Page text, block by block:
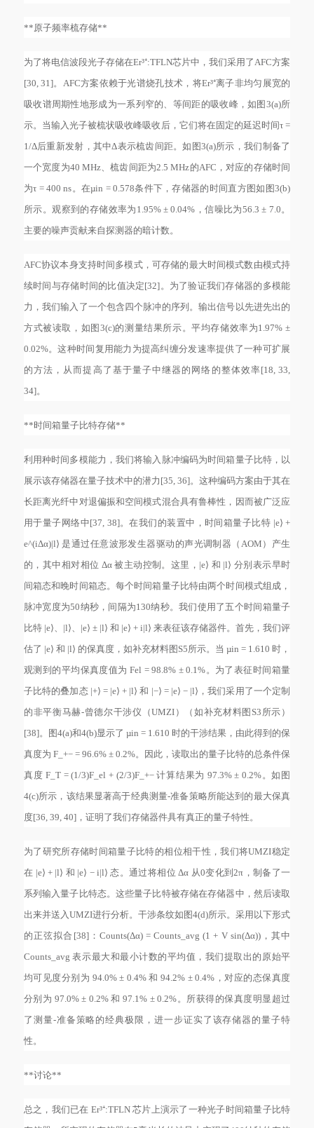
**原子频率梳存储**
为了将电信波段光子存储在Er³⁺:TFLN芯片中，我们采用了AFC方案
[30, 31]。AFC方案依赖于光谱烧孔技术，将Er³⁺离子非均匀展宽的
吸收谱周期性地形成为一系列窄的、等间距的吸收峰，如图3(a)所
示。当输入光子被梳状吸收峰吸收后，它们将在固定的延迟时间τ =
1/Δ后重新发射，其中Δ表示梳齿间距。如图3(a)所示，我们制备了
一个宽度为40 MHz、梳齿间距为2.5 MHz的AFC，对应的存储时间
为τ = 400 ns。在µin = 0.578条件下，存储器的时间直方图如图3(b)
所示。观察到的存储效率为1.95% ± 0.04%，信噪比为56.3 ± 7.0。
主要的噪声贡献来自探测器的暗计数。
AFC协议本身支持时间多模式，可存储的最大时间模式数由模式持
续时间与存储时间的比值决定[32]。为了验证我们存储器的多模能
力，我们输入了一个包含四个脉冲的序列。输出信号以先进先出的
方式被读取，如图3(c)的测量结果所示。平均存储效率为1.97% ±
0.02%。这种时间复用能力为提高纠缠分发速率提供了一种可扩展
的方法，从而提高了基于量子中继器的网络的整体效率[18, 33,
34]。
**时间箱量子比特存储**
利用种时间多模能力，我们将输入脉冲编码为时间箱量子比特，以
展示该存储器在量子技术中的潜力 [35, 36]。这种编码方案由于其在
长距离光纤中对退偏振和空间模式混合具有鲁棒性，因而被广泛应
用于量子网络中[37, 38]。在我们的装置中，时间箱量子比特 |e⟩ +
e^(iΔα)|l⟩ 是通过任意波形发生器驱动的声光调制器（AOM）产生
的，其中相对相位 Δα 被主动控制。这里，|e⟩ 和 |l⟩ 分别表示早时
间箱态和晚时间箱态。每个时间箱量子比特由两个时间模式组成，
脉冲宽度为50纳秒，间隔为130纳秒。我们使用了五个时间箱量子
比特 |e⟩、|l⟩、|e⟩ ± |l⟩ 和 |e⟩ + i|l⟩ 来表征该存储器件。首先，我们评
估了 |e⟩ 和 |l⟩ 的保真度，如补充材料图S5所示。当 µin = 1.610 时，
观测到的平均保真度值为 Fel = 98.8% ± 0.1%。为了表征时间箱量
子比特的叠加态 |+⟩ = |e⟩ + |l⟩ 和 |−⟩ = |e⟩ − |l⟩，我们采用了一个定制
的非平衡马赫-曾德尔干涉仪（UMZI）（如补充材料图S3所示）
[38]。图4(a)和4(b)显示了 µin = 1.610 时的干涉结果，由此得到的保
真度为 F_+− = 96.6% ± 0.2%。因此，读取出的量子比特的总条件保
真度 F_T = (1/3)F_el + (2/3)F_+− 计算结果为 97.3% ± 0.2%。如图
4(c)所示，该结果显著高于经典测量-准备策略所能达到的最大保真
度[36, 39, 40]，证明了我们存储器件具有真正的量子特性。
为了研究所存储时间箱量子比特的相位相干性，我们将UMZI稳定
在 |e⟩ + |l⟩ 和 |e⟩ − i|l⟩ 态。通过将相位 Δα 从0变化到2π，制备了一
系列输入量子比特态。这些量子比特被存储在存储器中，然后读取
出来并送入UMZI进行分析。干涉条纹如图4(d)所示。采用以下形式
的正弦拟合[38]：Counts(Δα) = Counts_avg (1 + V sin(Δα))，其中
Counts_avg 表示最大和最小计数的平均值，我们提取出的原始平
均可见度分别为 94.0% ± 0.4% 和 94.2% ± 0.4%，对应的态保真度
分别为 97.0% ± 0.2% 和 97.1% ± 0.2%。所获得的保真度明显超过
了测量-准备策略的经典极限，进一步证实了该存储器的量子特
性。
**讨论**
总之，我们已在 Er³⁺:TFLN 芯片上演示了一种光子时间箱量子比特